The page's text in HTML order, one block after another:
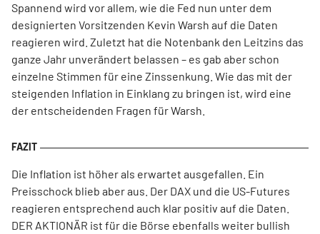
Spannend wird vor allem, wie die Fed nun unter dem
designierten Vorsitzenden Kevin Warsh auf die Daten
reagieren wird. Zuletzt hat die Notenbank den Leitzins das
ganze Jahr unverändert belassen – es gab aber schon
einzelne Stimmen für eine Zinssenkung. Wie das mit der
steigenden Inflation in Einklang zu bringen ist, wird eine
der entscheidenden Fragen für Warsh.
Die Inflation ist höher als erwartet ausgefallen. Ein
Preisschock blieb aber aus. Der DAX und die US-Futures
reagieren entsprechend auch klar positiv auf die Daten.
DER AKTIONÄR ist für die Börse ebenfalls weiter bullish